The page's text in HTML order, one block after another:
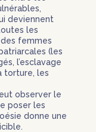
deviennent
les
femmes
(les
l’esclavage
torture, les
observer le
poser les
donne une